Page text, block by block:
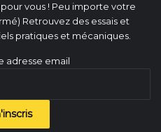
vous ! Peu importe votre
Retrouvez des essais et
pratiques et mécaniques.
adresse email